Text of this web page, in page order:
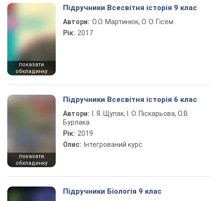
показати
обкладинку
Підручники Всесвітня історія 9 клас
Автори: О.О. Мартинюк, О. О. Гісем
Рік: 2017
показати
обкладинку
Підручники Всесвітня історія 6 клас
Автори:
І. Я. Щупак, І. О. Піскарьова, О.В.
Бурлака
Рік: 2019
Опис: Інтегрований курс
Підручники Біологія 9 клас